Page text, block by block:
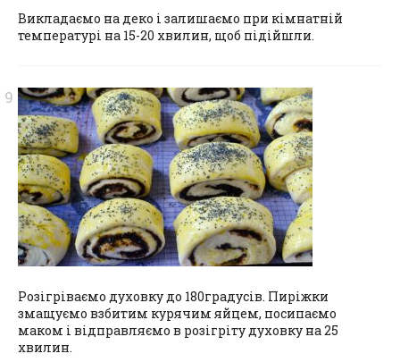
Викладаємо на деко і залишаємо при кімнатній
температурі на 15-20 хвилин, щоб підійшли.
Розігріваємо духовку до 180градусів. Пиріжки
змащуємо взбитим курячим яйцем, посипаємо
маком і відправляємо в розігріту духовку на 25
хвилин.